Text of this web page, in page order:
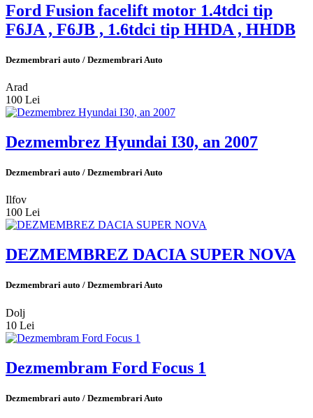
Ford Fusion facelift motor 1.4tdci tip
F6JA , F6JB , 1.6tdci tip HHDA , HHDB
Dezmembrari auto / Dezmembrari Auto
Arad
100 Lei
Dezmembrez Hyundai I30, an 2007
Dezmembrari auto / Dezmembrari Auto
Ilfov
100 Lei
DEZMEMBREZ DACIA SUPER NOVA
Dezmembrari auto / Dezmembrari Auto
Dolj
10 Lei
Dezmembram Ford Focus 1
Dezmembrari auto / Dezmembrari Auto